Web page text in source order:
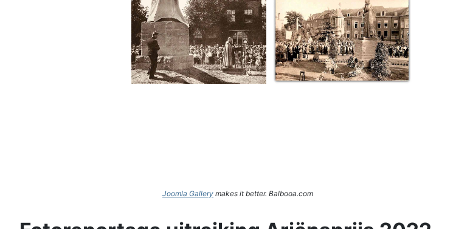
Joomla Gallery makes it better. Balbooa.com